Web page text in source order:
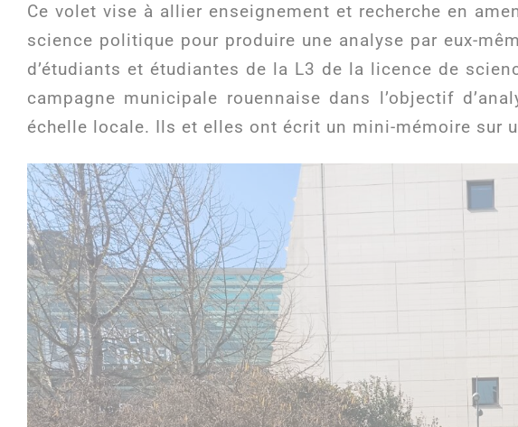
Ce volet vise à allier enseignement et recherche en
science politique pour produire une analyse par eux-
d’étudiants et étudiantes de la L3 de la licence de
campagne municipale rouennaise dans l’objectif
échelle locale. Ils et elles ont écrit un mini-mémoire sur